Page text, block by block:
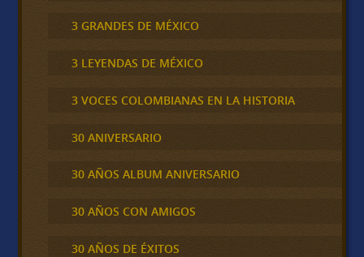
3 GRANDES DE MÉXICO
3 LEYENDAS DE MÉXICO
3 VOCES COLOMBIANAS EN LA HISTORIA
30 ANIVERSARIO
30 AÑOS ALBUM ANIVERSARIO
30 AÑOS CON AMIGOS
30 AÑOS DE ÉXITOS